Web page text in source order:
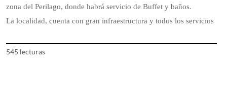
zona del Perilago, donde habrá servicio de Buffet y baños.
La localidad, cuenta con gran infraestructura y todos los servicios
545 lecturas